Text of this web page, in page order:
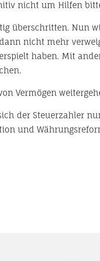
nicht um Hilfen
überschritten. Nun
nicht mehr
haben. Mit
Vermögen
der Steuerzahler
und